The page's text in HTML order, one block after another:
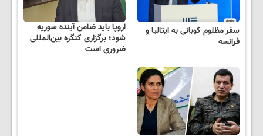
سفر مظلوم کوبانی به ایتالیا و
فرانسه
اروپا باید ضامن آینده سوریه
شود؛ برگزاری کنگره بین‌المللی
ضروری است